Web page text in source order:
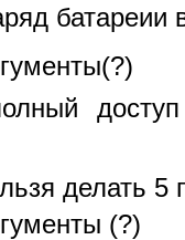
батареии
делать 5
(?)